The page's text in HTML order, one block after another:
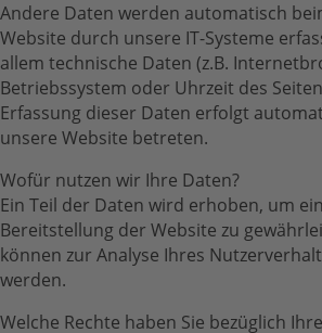
Andere Daten werden automatisch
Website durch unsere IT-Systeme
allem technische Daten (z.B.
Betriebssystem oder Uhrzeit des
Erfassung dieser Daten erfolgt
unsere Website betreten.
Wofür nutzen wir Ihre Daten?
Ein Teil der Daten wird erhoben, um
Bereitstellung der Website zu
können zur Analyse Ihres
werden.
Welche Rechte haben Sie bezüglich